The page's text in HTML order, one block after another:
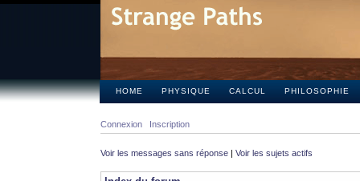
HOME PHYSIQUE CALCUL PHILOSOPHIE
Connexion Inscription
Voir les messages sans réponse | Voir les sujets actifs